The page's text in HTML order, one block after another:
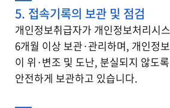
5. 접속기록의 보관 및 점검
개인정보취급자가 개인정보처리시
6개월 이상 보관·관리하며, 개인정
이 위·변조 및 도난, 분실되지 않도
안전하게 보관하고 있습니다.